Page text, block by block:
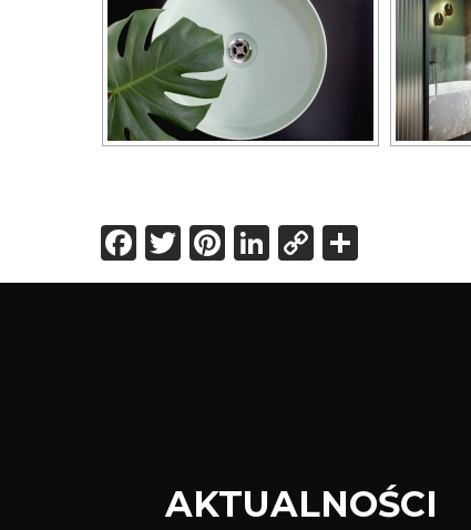
Facebook
Twitter
Pinterest
LinkedIn
Copy
Link
AKTUALNOŚCI